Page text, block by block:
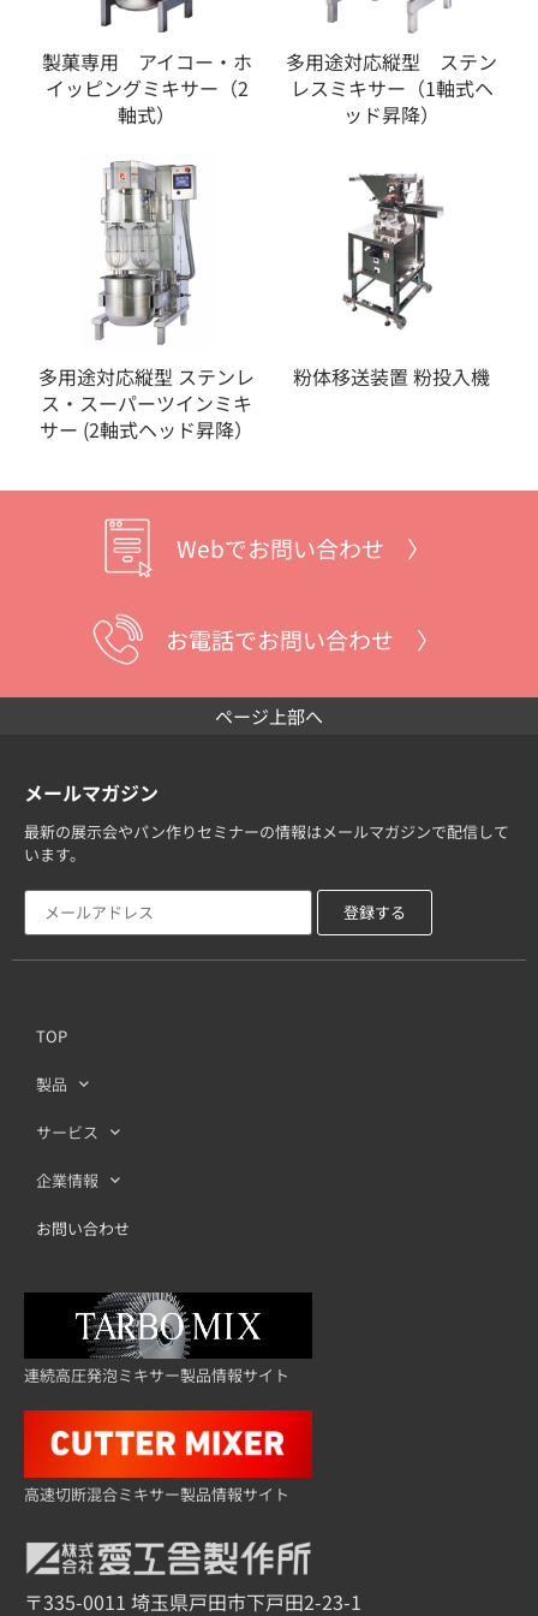
製菓専用 アイコー・ホ
イッピングミキサー（2
軸式）
多用途対応縦型 ステン
レスミキサー（1軸式ヘ
ッド昇降）
多用途対応縦型 ステンレ
ス・スーパーツインミキ
サー (2軸式ヘッド昇降）
粉体移送装置 粉投入機
Webでお問い合わせ 〉
お電話でお問い合わせ 〉
ページ上部へ
メールマガジン
最新の展示会やパン作りセミナーの情報はメールマガジンで配信して
います。
TOP
製品
サービス
企業情報
お問い合わせ
連続高圧発泡ミキサー製品情報サイト
高速切断混合ミキサー製品情報サイト
〒335-0011 埼玉県戸田市下戸田2-23-1